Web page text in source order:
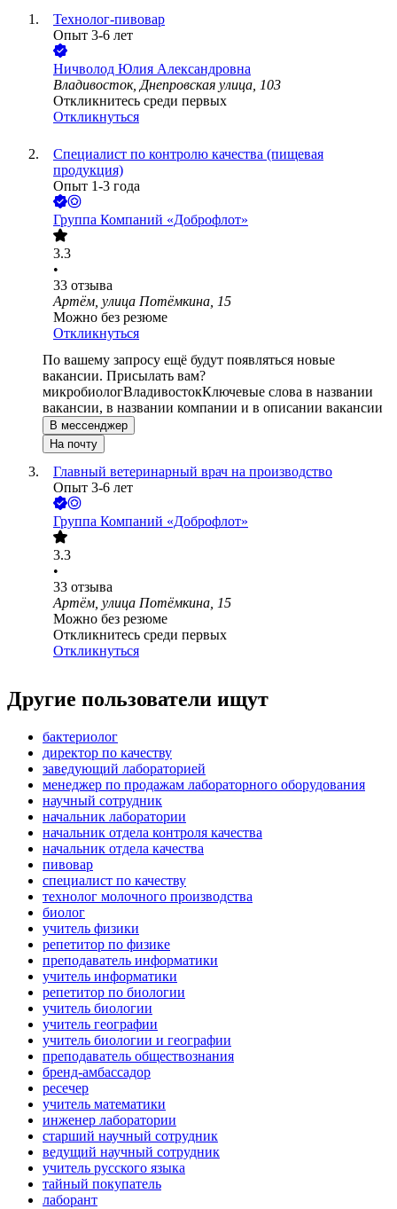
Технолог-пивовар
Опыт 3-6 лет
Ничволод Юлия Александровна
Владивосток, Днепровская улица, 103
Откликнитесь среди первых
Откликнуться
Специалист по контролю качества (пищевая
продукция)
Опыт 1-3 года
Группа Компаний «Доброфлот»
3.3
•
33 отзыва
Артём, улица Потёмкина, 15
Можно без резюме
Откликнуться
По вашему запросу ещё будут появляться новые
вакансии. Присылать вам?
микробиологВладивостокКлючевые слова в названии
вакансии, в названии компании и в описании вакансии
В мессенджер
На почту
Главный ветеринарный врач на производство
Опыт 3-6 лет
Группа Компаний «Доброфлот»
3.3
•
33 отзыва
Артём, улица Потёмкина, 15
Можно без резюме
Откликнитесь среди первых
Откликнуться
Другие пользователи ищут
бактериолог
директор по качеству
заведующий лабораторией
менеджер по продажам лабораторного оборудования
научный сотрудник
начальник лаборатории
начальник отдела контроля качества
начальник отдела качества
пивовар
специалист по качеству
технолог молочного производства
биолог
учитель физики
репетитор по физике
преподаватель информатики
учитель информатики
репетитор по биологии
учитель биологии
учитель географии
учитель биологии и географии
преподаватель обществознания
бренд-амбассадор
ресечер
учитель математики
инженер лаборатории
старший научный сотрудник
ведущий научный сотрудник
учитель русского языка
тайный покупатель
лаборант